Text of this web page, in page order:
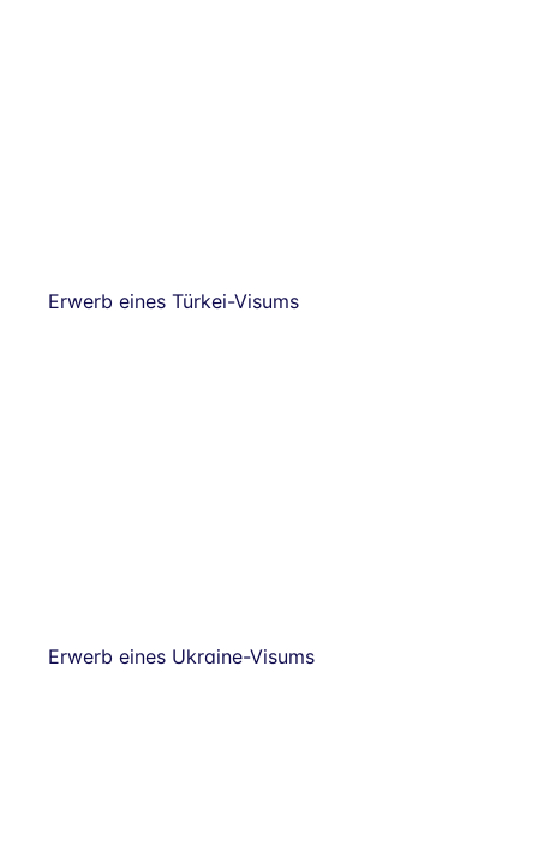
Erwerb eines Türkei-Visums
Erwerb eines Ukraine-Visums